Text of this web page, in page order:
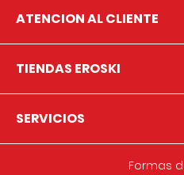
ATENCION AL CLIENTE
TIENDAS EROSKI
SERVICIOS
Formas